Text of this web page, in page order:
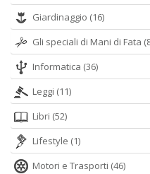
Giardinaggio (16)
Gli speciali di Mani di Fata
Informatica (36)
Leggi (11)
Libri (52)
Lifestyle (1)
Motori e Trasporti (46)